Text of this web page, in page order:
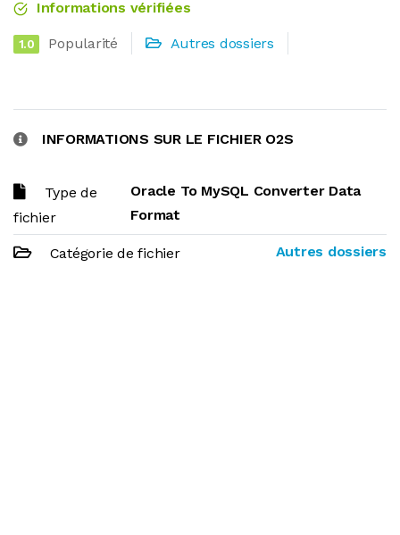
Informations vérifiées
1.0 Popularité Autres dossiers
INFORMATIONS SUR LE FICHIER O2S
Type de
fichier
Oracle To MySQL Converter Data
Format
Catégorie de fichier Autres dossiers